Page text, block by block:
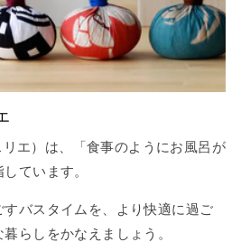
エ）は、「食事のようにお風呂が
ています。
バスタイムを、より快適に過ご
らしをかなえましょう。